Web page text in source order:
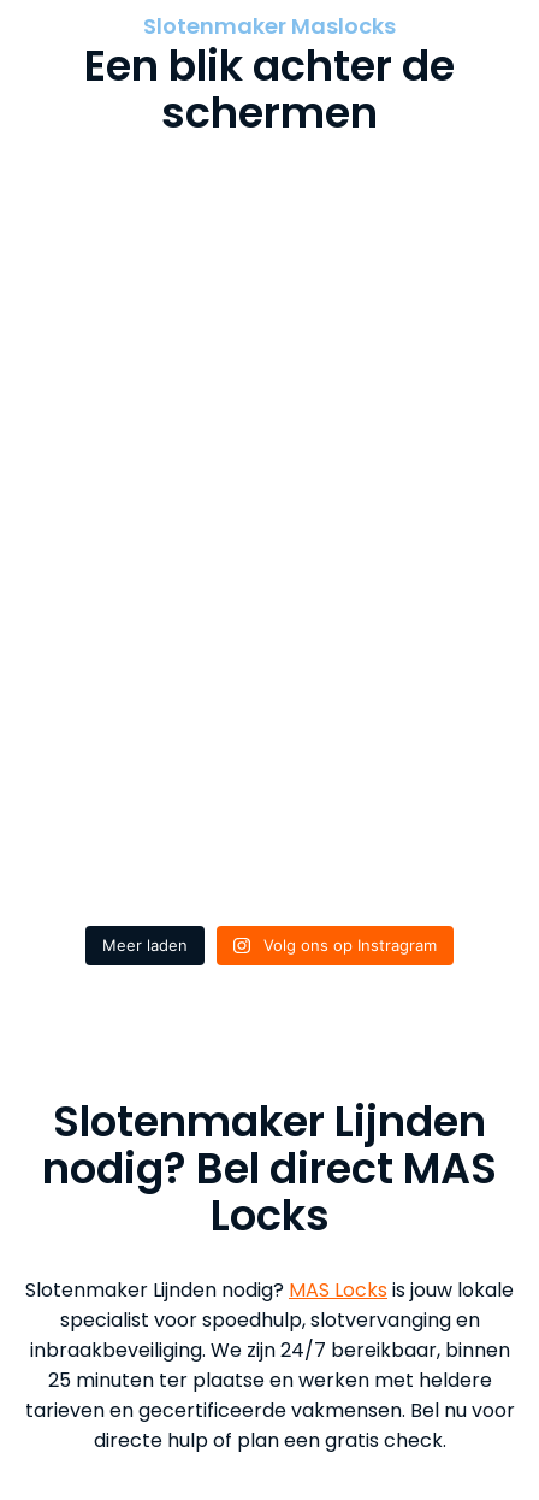
Slotenmaker Maslocks
Een blik achter de
schermen
Meer laden Volg ons op Instragram
Slotenmaker Lijnden
nodig? Bel direct MAS
Locks
Slotenmaker Lijnden nodig? MAS Locksis jouw lokale
specialist voor spoedhulp, slotvervanging en
inbraakbeveiliging. We zijn 24/7 bereikbaar, binnen
25 minuten ter plaatse en werken met heldere
tarieven en gecertificeerde vakmensen. Bel nu voor
directe hulp of plan een gratis check.